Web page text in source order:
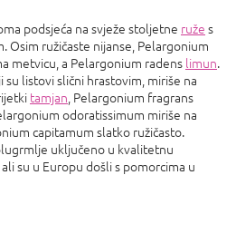
podsjeća na svježe stoljetne ruže s
Osim ružičaste nijanse, Pelargonium
metvicu, a Pelargonium radens limun.
listovi slični hrastovim, miriše na
tamjan, Pelargonium fragrans
odoratissimum miriše na
capitamum slatko ružičasto.
uključeno u kvalitetnu
su u Europu došli s pomorcima u